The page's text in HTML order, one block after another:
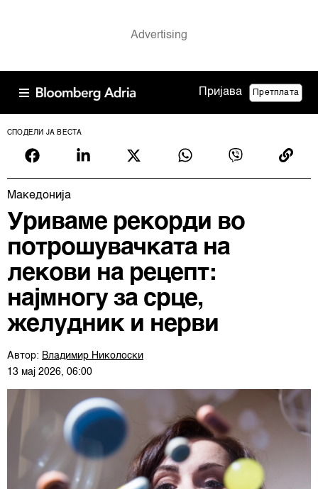
Пријава Претплата
СПОДЕЛИ ЈА ВЕСТА
Македонија
Уриваме рекорди во
потрошувачката на
лекови на рецепт:
најмногу за срце,
желудник и нерви
Автор: Владимир Николоски
13 мај 2026, 06:00